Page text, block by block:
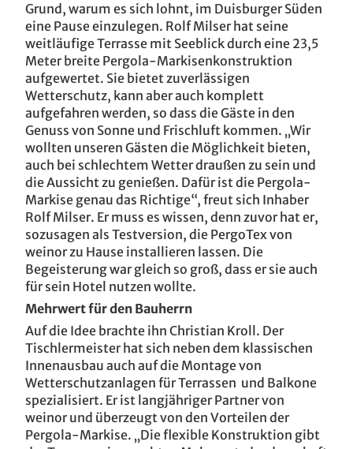
Grund, warum es sich lohnt, im Duisburger Süden
eine Pause einzulegen. Rolf Milser hat seine
weitläufige Terrasse mit Seeblick durch eine 23,5
Meter breite Pergola-Markisenkonstruktion
aufgewertet. Sie bietet zuverlässigen
Wetterschutz, kann aber auch komplett
aufgefahren werden, so dass die Gäste in den
Genuss von Sonne und Frischluft kommen. „Wir
wollten unseren Gästen die Möglichkeit bieten,
auch bei schlechtem Wetter draußen zu sein und
die Aussicht zu genießen. Dafür ist die Pergola-
Markise genau das Richtige“, freut sich Inhaber
Rolf Milser. Er muss es wissen, denn zuvor hat er,
sozusagen als Testversion, die PergoTex von
weinor zu Hause installieren lassen. Die
Begeisterung war gleich so groß, dass er sie auch
für sein Hotel nutzen wollte.
Mehrwert für den Bauherrn
Auf die Idee brachte ihn Christian Kroll. Der
Tischlermeister hat sich neben dem klassischen
Innenausbau auch auf die Montage von
Wetterschutzanlagen für Terrassen und Balkone
spezialisiert. Er ist langjähriger Partner von
weinor und überzeugt von den Vorteilen der
Pergola-Markise. „Die flexible Konstruktion gibt